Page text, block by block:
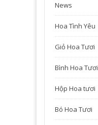
News
Hoa Tình Yêu
Giỏ Hoa Tươi
Bình Hoa Tươi
Hộp Hoa tươi
Bó Hoa Tươi